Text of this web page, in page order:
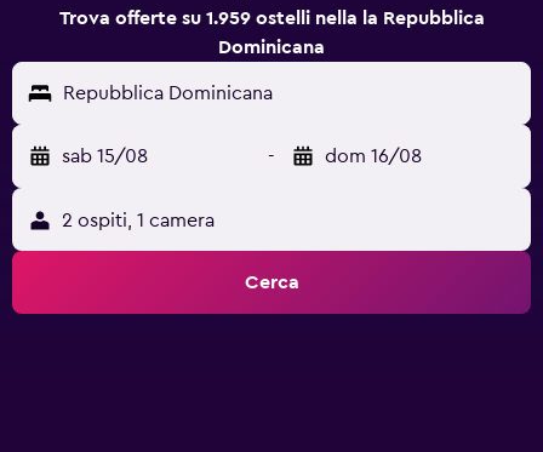
Trova offerte su 1.959 ostelli nella la Repubblica
Dominicana
Repubblica Dominicana
sab 15/08 - dom 16/08
2 ospiti, 1 camera
Cerca